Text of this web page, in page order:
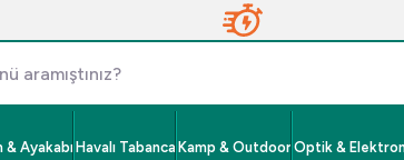
& AyakabıHavalı Tabanca Kamp & Outdoor Optik &